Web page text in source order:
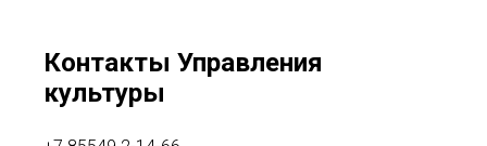
Контакты Управления
культуры